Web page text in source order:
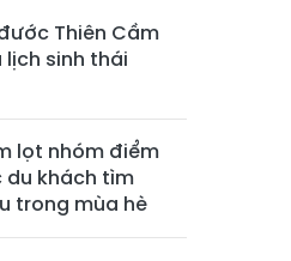
Thiên Cầm
sinh thái
lọt nhóm điểm
khách tìm
trong mùa hè